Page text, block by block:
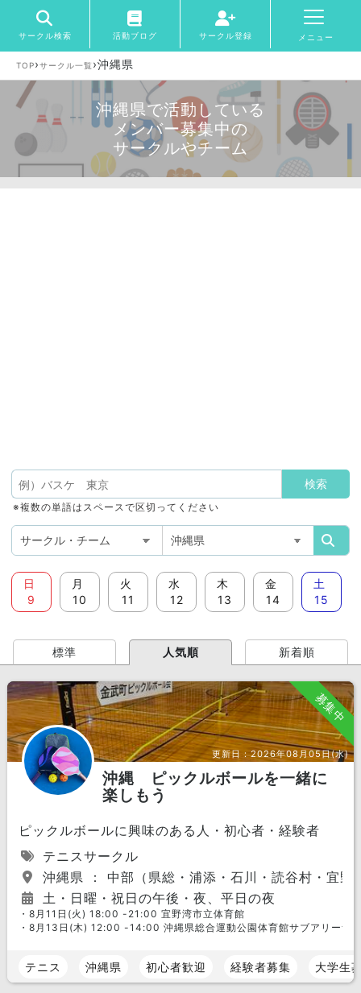
サークル検索 活動ブログ サークル登録 メニュー
TOP›サークル一覧 ›沖縄県
沖縄県で活動している
メンバー募集中の
サークルやチーム
※複数の単語はスペースで区切ってください
日
9
月
10
火
11
水
12
木
13
金
14
土
15
標準 人気順 新着順
募集中
更新日：2026年08月05日(水)
沖縄 ピックルボールを一緒に
楽しもう
ピックルボールに興味のある人・初心者・経験者
テニスサークル
沖縄県 ： 中部（県総・浦添・石川・読谷村・宜
土・日曜・祝日の午後・夜、平日の夜
・8月11日(火) 18:00 -21:00 宜野湾市立体育館
・8月13日(木) 12:00 -14:00 沖縄県総合運動公園体育館サブアリーナ
テニス 沖縄県 初心者歓迎 経験者募集 大学生